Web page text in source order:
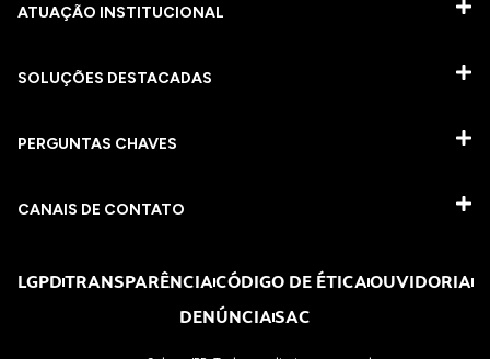
ATUAÇÃO INSTITUCIONAL
SOLUÇÕES DESTACADAS
PERGUNTAS CHAVES​
CANAIS DE CONTATO
LGPDTRANSPARÊNCIACÓDIGO DE ÉTICAOUVIDORIA
DENÚNCIASAC